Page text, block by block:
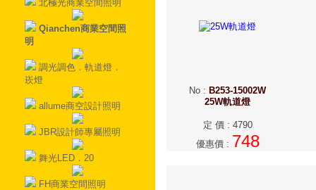
北極光商業空間照明
Qianchen商業空間照
明
調光調色．軌道燈．
崁燈
allume商空設計照明
JBR設計師專屬照明
舞光LED．20
FH商業空間照明
No : B253-15002W
25W軌道燈
定 價: 4790
優惠價: 748